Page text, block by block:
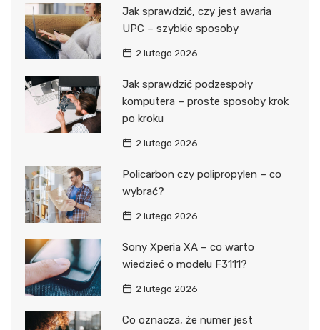
Jak sprawdzić, czy jest awaria
UPC – szybkie sposoby
2 lutego 2026
Jak sprawdzić podzespoły
komputera – proste sposoby krok
po kroku
2 lutego 2026
Policarbon czy polipropylen – co
wybrać?
2 lutego 2026
Sony Xperia XA – co warto
wiedzieć o modelu F3111?
2 lutego 2026
Co oznacza, że numer jest